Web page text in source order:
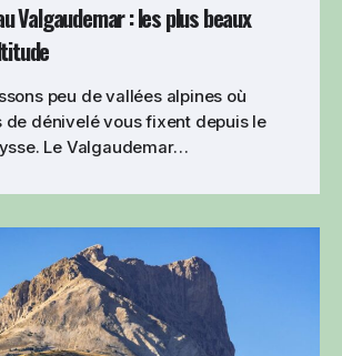
Valgaudemar : les plus beaux
peu de vallées alpines où
dénivelé vous fixent depuis le
Le Valgaudemar…